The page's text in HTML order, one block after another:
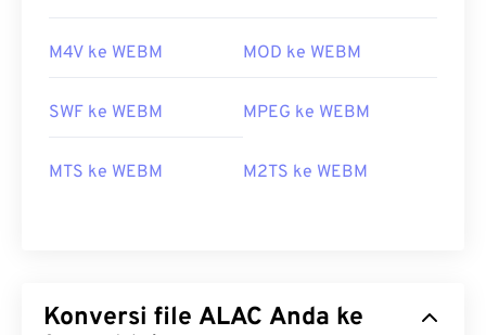
M4V ke WEBM MOD ke WEBM
SWF ke WEBM MPEG ke WEBM
MTS ke WEBM M2TS ke WEBM
Konversi file ALAC Anda ke